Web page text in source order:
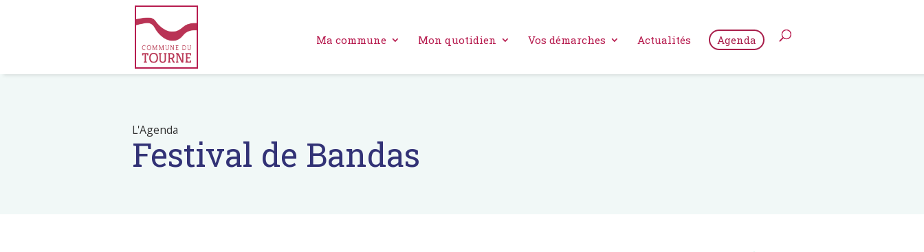
Ma commune Mon quotidien Vos démarches Actualités Agenda
L'Agenda
Festival de Bandas